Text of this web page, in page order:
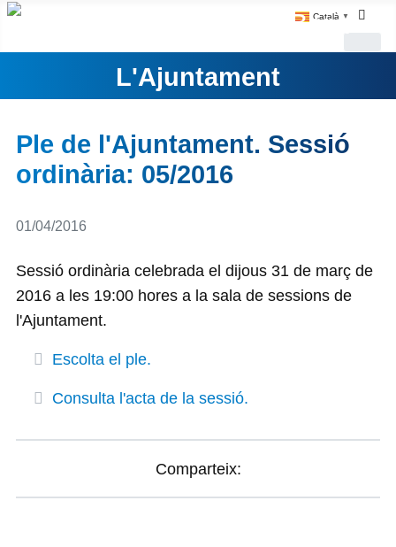
Català ▼
L'Ajuntament
Ple de l'Ajuntament. Sessió
ordinària: 05/2016
Detalls
01/04/2016
Sessió ordinària celebrada el dijous 31 de març de
2016 a les 19:00 hores a la sala de sessions de
l'Ajuntament.
Escolta el ple.
Consulta l'acta de la sessió.
Comparteix: